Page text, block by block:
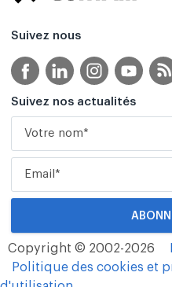
Suivez nous
Suivez nos actualités
Copyright © 2002-2026
Politique des cookies et